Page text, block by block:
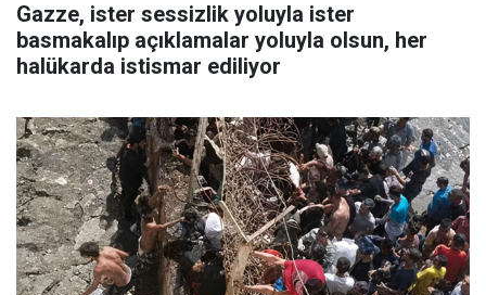
Gazze, ister sessizlik yoluyla ister
basmakalıp açıklamalar yoluyla olsun, her
halükarda istismar ediliyor